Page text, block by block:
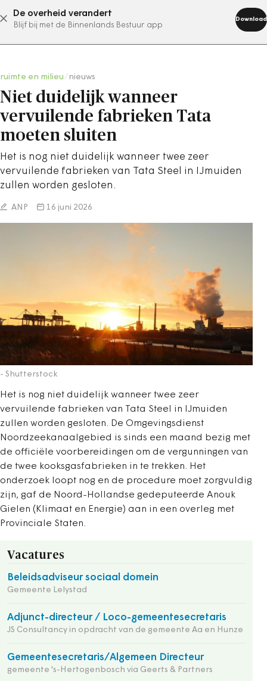
De overheid verandert
Blijf bij met de Binnenlands Bestuur app
Download
abonneer nu
ruimte en milieu nieuws
Niet duidelijk wanneer
vervuilende fabrieken Tata
moeten sluiten
Het is nog niet duidelijk wanneer twee zeer
vervuilende fabrieken van Tata Steel in IJmuiden
zullen worden gesloten.
ANP 16 juni 2026
- Shutterstock
Het is nog niet duidelijk wanneer twee zeer
vervuilende fabrieken van Tata Steel in IJmuiden
zullen worden gesloten. De Omgevingsdienst
Noordzeekanaalgebied is sinds een maand bezig met
de officiële voorbereidingen om de vergunningen van
de twee kooksgasfabrieken in te trekken. Het
onderzoek loopt nog en de procedure moet zorgvuldig
zijn, gaf de Noord-Hollandse gedeputeerde Anouk
Gielen (Klimaat en Energie) aan in een overleg met
Provinciale Staten.
Vacatures
Beleidsadviseur sociaal domein
Gemeente Lelystad
Adjunct-directeur / Loco-gemeentesecretaris
JS Consultancy in opdracht van de gemeente Aa en Hunze
Gemeentesecretaris/Algemeen Directeur
gemeente 's-Hertogenbosch via Geerts & Partners